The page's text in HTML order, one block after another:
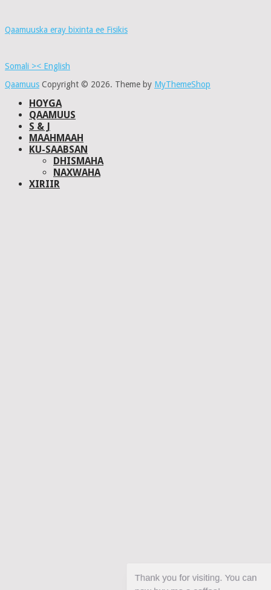
Qaamuuska eray bixinta ee Fisikis
Somali >< English
Qaamuus Copyright © 2026. Theme by MyThemeShop
HOYGA
QAAMUUS
S & J
MAAHMAAH
KU-SAABSAN
DHISMAHA
NAXWAHA
XIRIIR